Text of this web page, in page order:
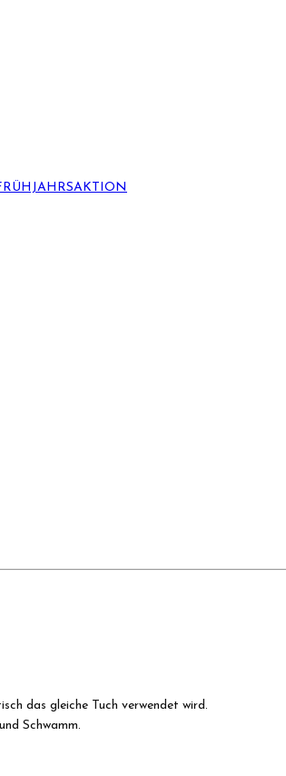
das gleiche Tuch verwendet wird.
Schwamm.